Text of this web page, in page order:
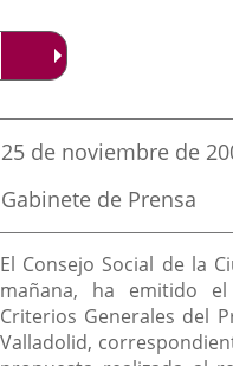
Fecha
la
noticia
25 de noviembre de
Fuente
la
noticia
Gabinete de Prensa
Descripción
El Consejo Social de la
mañana, ha emitido
Criterios Generales del
Valladolid,